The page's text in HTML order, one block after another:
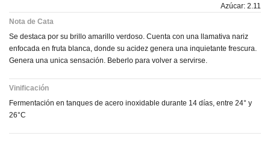
Azúcar: 2.11
Nota de Cata
Se destaca por su brillo amarillo verdoso. Cuenta con una llamativa nariz
enfocada en fruta blanca, donde su acidez genera una inquietante frescura.
Genera una unica sensación. Beberlo para volver a servirse.
Vinificación
Fermentación en tanques de acero inoxidable durante 14 días, entre 24° y
26°C